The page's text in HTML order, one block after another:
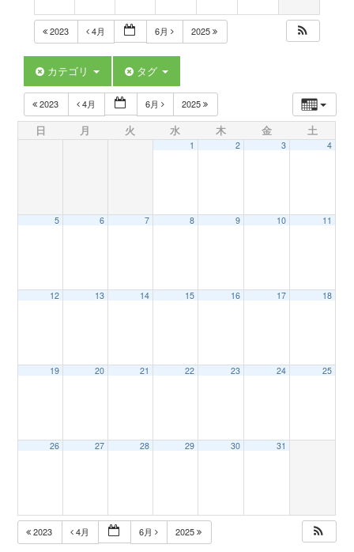
t
i
2023 4月 6月 2025
カテゴリ タグ
2023 4月 6月 2025
日 月 火 水 木 金 土
1 2 3 4
5 6 7 8 9 10 11
12 13 14 15 16 17 18
19 20 21 22 23 24 25
26 27 28 29 30 31
2023 4月 6月 2025